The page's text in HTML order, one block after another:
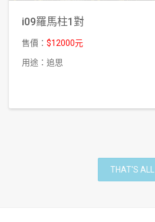
i09羅馬柱1對
售價： $12000元
用途：追思
THAT'S ALL